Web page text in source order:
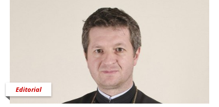
Editorial